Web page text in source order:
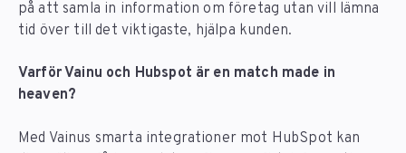
på att samla in information om företag utan vill lämna
tid över till det viktigaste, hjälpa kunden.
Varför Vainu och Hubspot är en match made in
heaven?
Med Vainus smarta integrationer mot HubSpot kan